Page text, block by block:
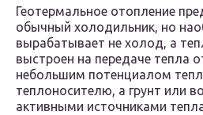
Геотермальное отопление
обычный холодильник, но
вырабатывает не холод, а
выстроен на передаче тепла
небольшим потенциалом
теплоносителю, а грунт или
активными источниками